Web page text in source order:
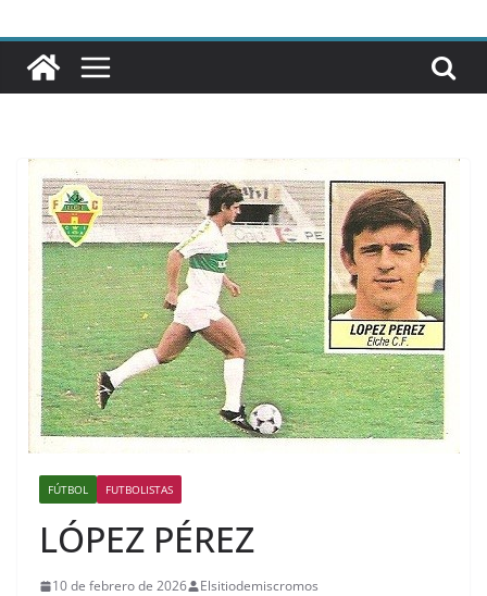
FÚTBOL FUTBOLISTAS
LÓPEZ PÉREZ
10 de febrero de 2026 Elsitiodemiscromos